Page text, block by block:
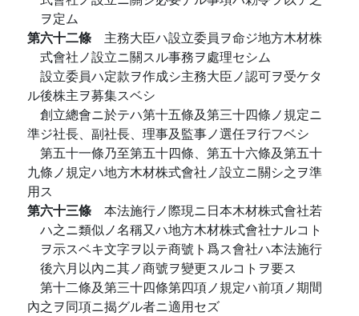
ヲ定ム
第六十二條 主務大臣ハ設立委員ヲ命ジ地方木材株
式會社ノ設立ニ關スル事務ヲ處理セシム
設立委員ハ定款ヲ作成シ主務大臣ノ認可ヲ受ケタ
ル後株主ヲ募集スベシ
創立總會ニ於テハ第十五條及第三十四條ノ規定ニ
準ジ社長、副社長、理事及監事ノ選任ヲ行フベシ
第五十一條乃至第五十四條、第五十六條及第五十
九條ノ規定ハ地方木材株式會社ノ設立ニ關シ之ヲ準
用ス
第六十三條 本法施行ノ際現ニ日本木材株式會社若
ハ之ニ類似ノ名稱又ハ地方木材株式會社ナルコト
ヲ示スベキ文字ヲ以テ商號ト爲ス會社ハ本法施行
後六月以內ニ其ノ商號ヲ變更スルコトヲ要ス
第十二條及第三十四條第四項ノ規定ハ前項ノ期間
內之ヲ同項ニ揭グル者ニ適用セズ